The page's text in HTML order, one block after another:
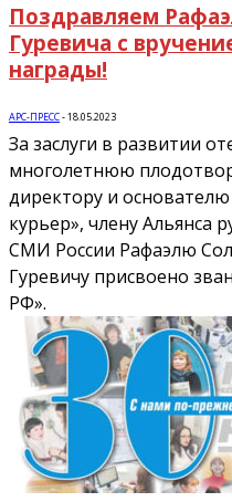
Поздравляем
Гуревича с
награды!
АРС-ПРЕСС-18.05.2023
За заслуги в развитии
многолетнюю
директору и
курьер», члену Альянса
СМИ России Рафаэлю
Гуревичу присвоено
РФ».